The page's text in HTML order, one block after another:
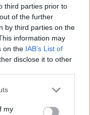
third parties prior to
of the further
by third parties on the
information may
on the IAB’s List of
disclose it to other
one or more Google
You may click to
my
Ντμίτρι Πεσκόφ,
νέα»
επηρέασαν την
της ηπείρου
σε γερμανικά